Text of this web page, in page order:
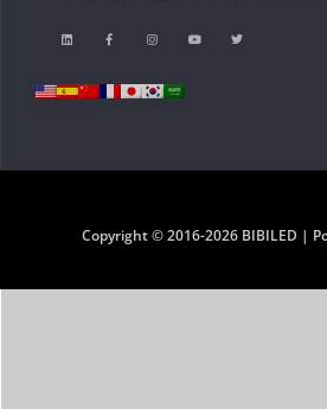
Copyright © 2016-2026 BIBILED |